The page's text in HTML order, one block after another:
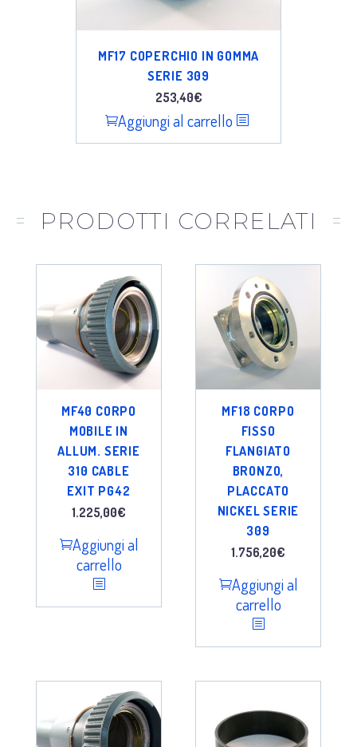
MF17 COPERCHIO IN GOMMA
SERIE 309
253,40€
Aggiungi al carrello
PRODOTTI CORRELATI
MF40 CORPO
MOBILE IN
ALLUM. SERIE
310 CABLE
EXIT PG42
1.225,00€
Aggiungi al
carrello
MF18 CORPO
FISSO
FLANGIATO
BRONZO,
PLACCATO
NICKEL SERIE
309
1.756,20€
Aggiungi al
carrello